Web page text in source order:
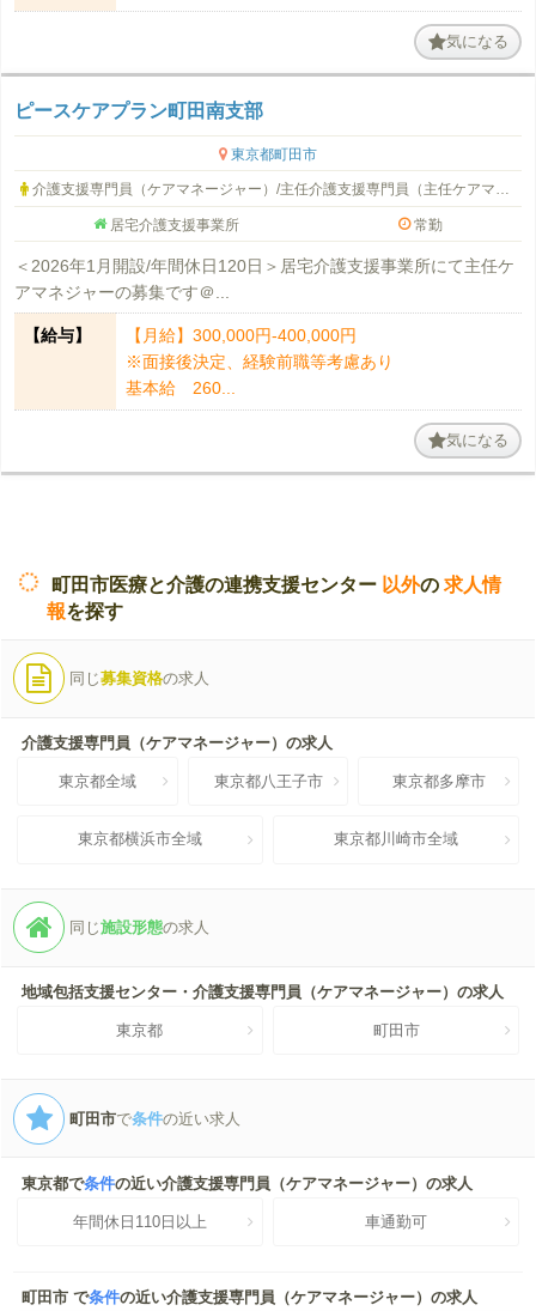
気になる
ピースケアプラン町田南支部
東京都町田市
介護支援専門員（ケアマネージャー）/主任介護支援専門員（主任ケアマネージャー）
居宅介護支援事業所 常勤
＜2026年1月開設/年間休日120日＞居宅介護支援事業所にて主任ケ
アマネジャーの募集です＠...
【給与】
【月給】300,000円-400,000円
※面接後決定、経験前職等考慮あり
基本給 260...
気になる
町田市医療と介護の連携支援センター 以外の 求人情
報を探す
同じ募集資格の求人
介護支援専門員（ケアマネージャー）の求人
東京都全域 東京都八王子市 東京都多摩市
東京都横浜市全域 東京都川崎市全域
同じ施設形態の求人
地域包括支援センター・介護支援専門員（ケアマネージャー）の求人
東京都 町田市
町田市で条件の近い求人
東京都で条件の近い介護支援専門員（ケアマネージャー）の求人
年間休日110日以上 車通勤可
町田市 で条件の近い介護支援専門員（ケアマネージャー）の求人